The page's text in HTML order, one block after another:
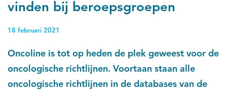
vinden bij beroepsgroepen
18 februari 2021
Oncoline is tot op heden de plek geweest voor de
oncologische richtlijnen. Voortaan staan alle
oncologische richtlijnen in de databases van de